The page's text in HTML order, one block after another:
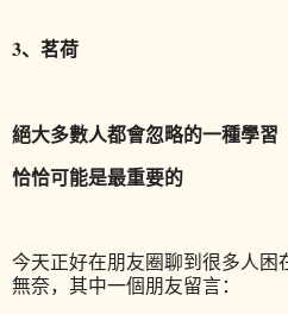
3、茗荷
絕大多數人都會忽略的一種學習
恰恰可能是最重要的
今天正好在朋友圈聊到很多人困
無奈，其中一個朋友留言：